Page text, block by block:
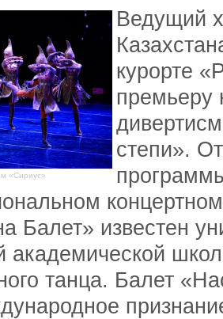
«Сириус»
Ведущий
курорте
премьеру
степи».
Балет» известен
академической
танца. Балет